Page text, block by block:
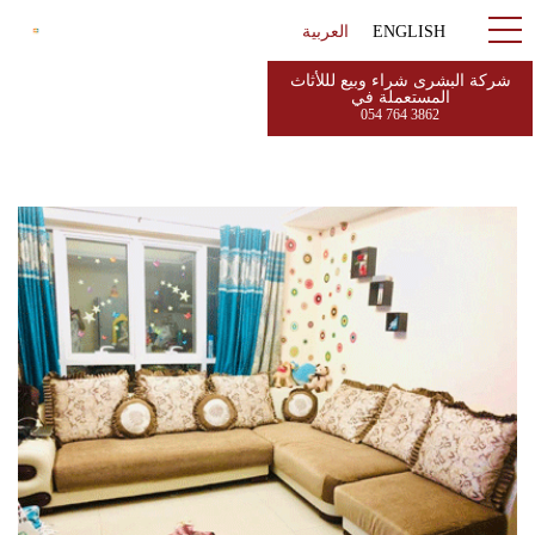
العربية ENGLISH
شركة البشرى شراء وبيع لللأثاث
المستعملة في
054 764 3862